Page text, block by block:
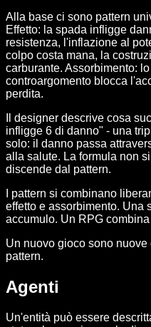
Alla base ci sono pattern
Effetto: la spada infligge
resistenza, l'inflazione al
colpo costa mana, la
carburante. Assorbimento:
controargomento blocca
perdita.
Il designer descrive cosa
infligge 6 di danno" - una
solo: il danno passa
alla salute. La formula non
discende dal pattern.
I pattern si combinano
effetto e assorbimento. Una
accumulo. Un RPG
Un nuovo gioco sono
pattern.
Agenti
Un'entità può essere